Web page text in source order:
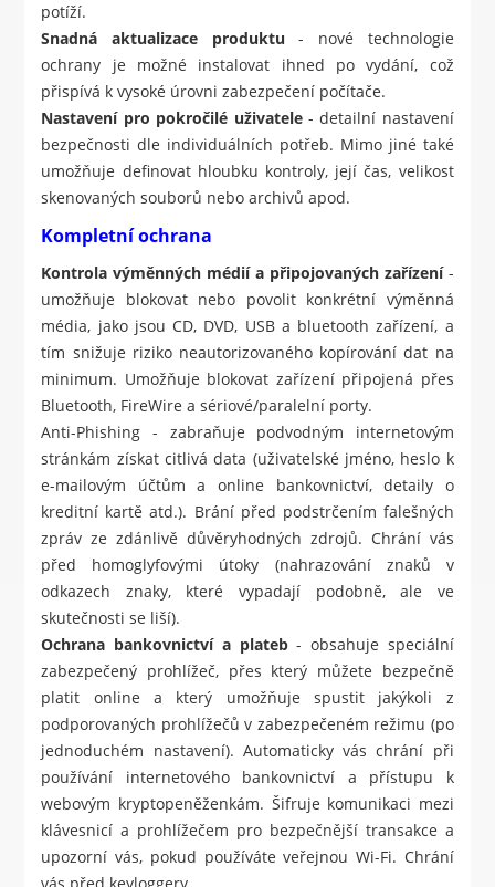
potíží.
Snadná aktualizace produktu - nové technologie
ochrany je možné instalovat ihned po vydání, což
přispívá k vysoké úrovni zabezpečení počítače.
Nastavení pro pokročilé uživatele- detailní nastavení
bezpečnosti dle individuálních potřeb. Mimo jiné také
umožňuje definovat hloubku kontroly, její čas, velikost
skenovaných souborů nebo archivů apod.
Kompletní ochrana
Kontrola výměnných médií a připojovaných zařízení-
umožňuje blokovat nebo povolit konkrétní výměnná
média, jako jsou CD, DVD, USB a bluetooth zařízení, a
tím snižuje riziko neautorizovaného kopírování dat na
minimum. Umožňuje blokovat zařízení připojená přes
Bluetooth, FireWire a sériové/paralelní porty.
Anti-Phishing - zabraňuje podvodným internetovým
stránkám získat citlivá data (uživatelské jméno, heslo k
e-mailovým účtům a online bankovnictví, detaily o
kreditní kartě atd.). Brání před podstrčením falešných
zpráv ze zdánlivě důvěryhodných zdrojů. Chrání vás
před homoglyfovými útoky (nahrazování znaků v
odkazech znaky, které vypadají podobně, ale ve
skutečnosti se liší).
Ochrana bankovnictví a plateb- obsahuje speciální
zabezpečený prohlížeč, přes který můžete bezpečně
platit online a který umožňuje spustit jakýkoli z
podporovaných prohlížečů v zabezpečeném režimu (po
jednoduchém nastavení). Automaticky vás chrání při
používání internetového bankovnictví a přístupu k
webovým kryptopeněženkám. Šifruje komunikaci mezi
klávesnicí a prohlížečem pro bezpečnější transakce a
upozorní vás, pokud používáte veřejnou Wi-Fi. Chrání